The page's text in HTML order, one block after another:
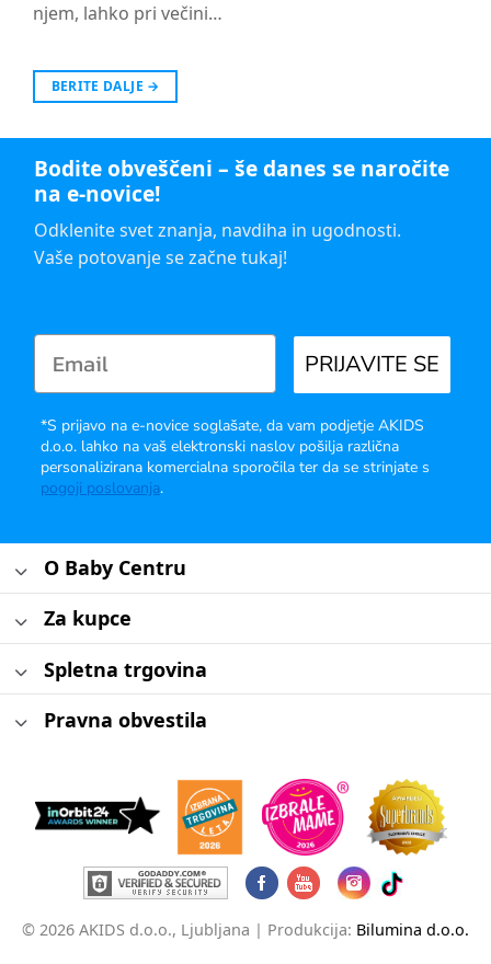
njem, lahko pri večini…
BERITE DALJE →
Bodite obveščeni – še danes se naročite
na e-novice!
Odklenite svet znanja, navdiha in ugodnosti.
Vaše potovanje se začne tukaj!
PRIJAVITE SE
*S prijavo na e-novice soglašate, da vam podjetje AKIDS
d.o.o. lahko na vaš elektronski naslov pošilja različna
personalizirana komercialna sporočila ter da se strinjate s
pogoji poslovanja.
O Baby Centru
Za kupce
Spletna trgovina
Pravna obvestila
© 2026 AKIDS d.o.o., Ljubljana | Produkcija: Bilumina d.o.o.